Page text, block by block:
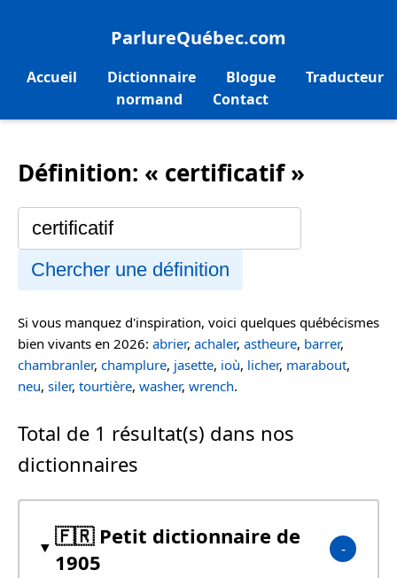
ParlureQuébec.com
Accueil Dictionnaire Blogue
Traducteur
normand
Contact
Définition: « certificatif »
Chercher une définition
Si vous manquez d'inspiration, voici quelques québécismes
bien vivants en 2026: abrier, achaler, astheure, barrer,
chambranler, champlure, jasette, ioù, licher, marabout,
neu, siler, tourtière, washer, wrench.
Total de 1 résultat(s) dans nos
dictionnaires
🇫🇷 Petit dictionnaire de
1905